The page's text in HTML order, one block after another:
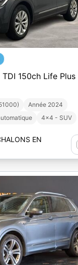
150ch Life Plus
Année 2024
4x4 - SUV
EN